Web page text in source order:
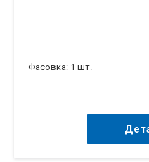
Фасовка: 1 шт.